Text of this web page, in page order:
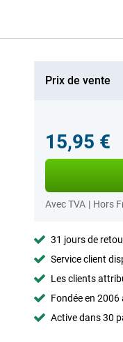
Prix de vente
15,95 €
Avec TVA | Hors
31 jours de
Service client
Les clients
Fondée en 2006
Active dans 30